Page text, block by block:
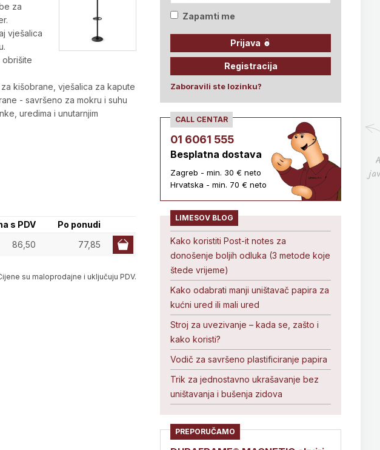
za
vješalica
kišobrane, vješalica za kapute
- savršeno za mokru i suhu
uredima i unutarnjim
s PDV
Po ponudi
86,50 77,85
su maloprodajne i uključuju PDV.
Zapamti me
Prijava
Registracija
Zaboravili ste lozinku?
CALL CENTAR
01 6061 555
Besplatna dostava
Zagreb - min. 30 € neto
Hrvatska - min. 70 € neto
LIMESOV BLOG
Kako koristiti Post-it notes za
donošenje boljih odluka (3 metode koje
štede vrijeme)
Kako odabrati manji uništavač papira za
kućni ured ili mali ured
Stroj za uvezivanje – kada se, zašto i
kako koristi?
Vodič za savršeno plastificiranje papira
Trik za jednostavno ukrašavanje bez
uništavanja i bušenja zidova
PREPORUČAMO